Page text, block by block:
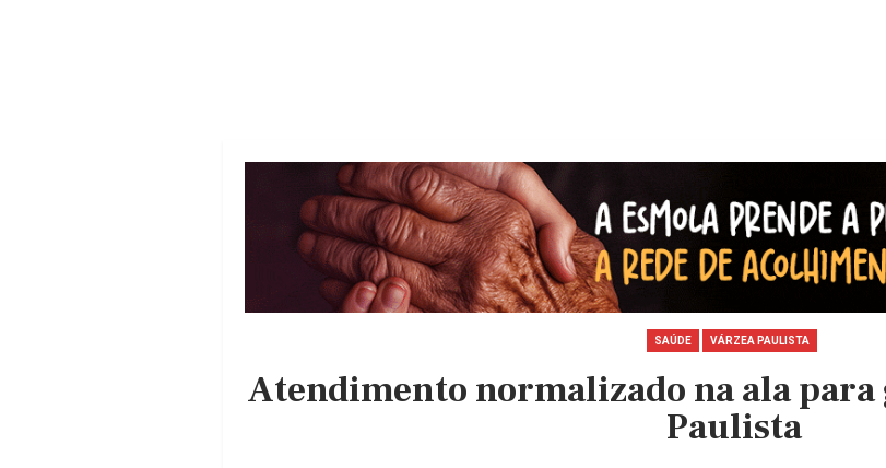
SAÚDE VÁRZEA PAULISTA
Atendimento normalizado na ala para
Paulista